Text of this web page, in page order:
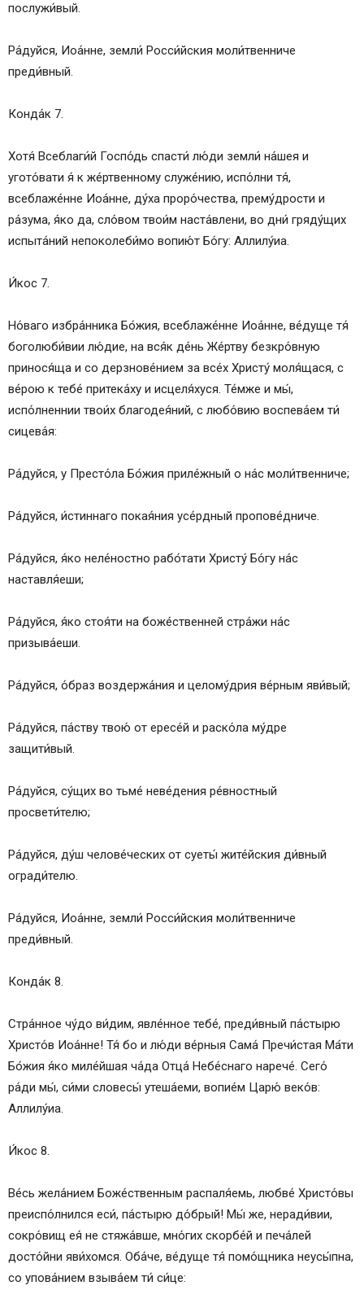
послужи́вый.
Ра́дуйся, Иоа́нне, земли́ Росси́йския моли́твенниче
преди́вный.
Конда́к 7.
Хотя́ Всеблаги́й Госпо́дь спасти́ лю́ди земли́ на́шея и
угото́вати я́ к же́ртвенному служе́нию, испо́лни тя́,
всеблаже́нне Иоа́нне, ду́ха проро́чества, прему́дрости и
ра́зума, я́ко да, сло́вом твои́м наста́влени, во дни́ гряду́щих
испыта́ний непоколеби́мо вопию́т Бо́гу: Аллилу́иа.
И́кос 7.
Но́ваго избра́нника Бо́жия, всеблаже́нне Иоа́нне, ве́дуще тя́
боголюби́вии лю́дие, на вся́к де́нь Же́ртву безкро́вную
принося́ща и со дерзнове́нием за все́х Христу́ моля́щася, с
ве́рою к тебе́ притека́ху и исцеля́хуся. Те́мже и мы́,
испо́лненнии твои́х благодея́ний, с любо́вию воспева́ем ти́
сицева́я:
Ра́дуйся, у Престо́ла Бо́жия приле́жный о на́с моли́твенниче;
Ра́дуйся, и́стиннаго покая́ния усе́рдный пропове́дниче.
Ра́дуйся, я́ко неле́ностно рабо́тати Христу́ Бо́гу на́с
наставля́еши;
Ра́дуйся, я́ко стоя́ти на боже́ственней стра́жи на́с
призыва́еши.
Ра́дуйся, о́браз воздержа́ния и целому́дрия ве́рным яви́вый;
Ра́дуйся, па́ству твою́ от ересе́й и раско́ла му́дре
защити́вый.
Ра́дуйся, су́щих во тьме́ неве́дения ре́вностный
просвети́телю;
Ра́дуйся, ду́ш челове́ческих от суеты́ жите́йския ди́вный
огради́телю.
Ра́дуйся, Иоа́нне, земли́ Росси́йския моли́твенниче
преди́вный.
Конда́к 8.
Стра́нное чу́до ви́дим, явле́нное тебе́, преди́вный па́стырю
Христо́в Иоа́нне! Тя́ бо и лю́ди ве́рныя Сама́ Пречи́стая Ма́ти
Бо́жия я́ко миле́йшая ча́да Отца́ Небе́снаго нарече́. Сего́
ра́ди мы́, си́ми словесы́ утеша́еми, вопие́м Царю́ веко́в:
Аллилу́иа.
И́кос 8.
Ве́сь жела́нием Боже́ственным распаля́емь, любве́ Христо́вы
преиспо́лнился еси́, па́стырю до́брый! Мы́ же, неради́вии,
сокро́вищ ея́ не стяжа́вше, мно́гих скорбе́й и печа́лей
досто́йни яви́хомся. Оба́че, ве́дуще тя́ помо́щника неусы́пна,
со упова́нием взыва́ем ти́ си́це: